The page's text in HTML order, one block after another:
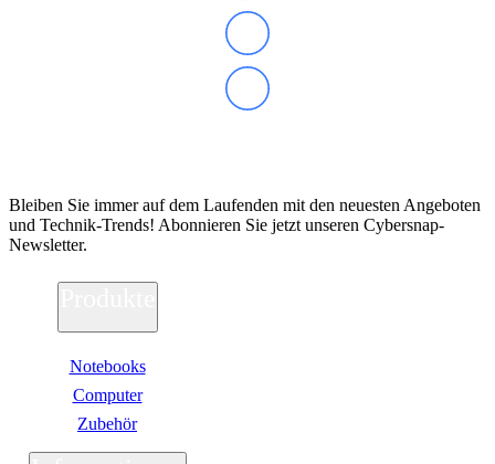
Notebooks
Computer
Zubehör
Bleiben Sie immer auf dem Laufenden mit den neuesten Angeboten
und Technik-Trends! Abonnieren Sie jetzt unseren Cybersnap-
Newsletter.